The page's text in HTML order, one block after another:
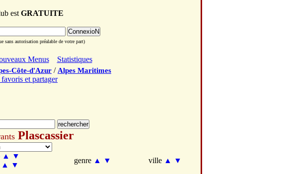
est GRATUITE
sans autorisation préalable de votre part)
Menus
Statistiques
Côte-d'Azur / Alpes Maritimes
Plascassier
▲
▼
▲ ▼
genre ▲ ▼ ville ▲ ▼